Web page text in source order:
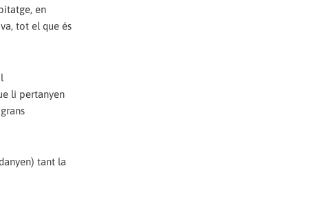
en
tot el que és
li pertanyen
tant la